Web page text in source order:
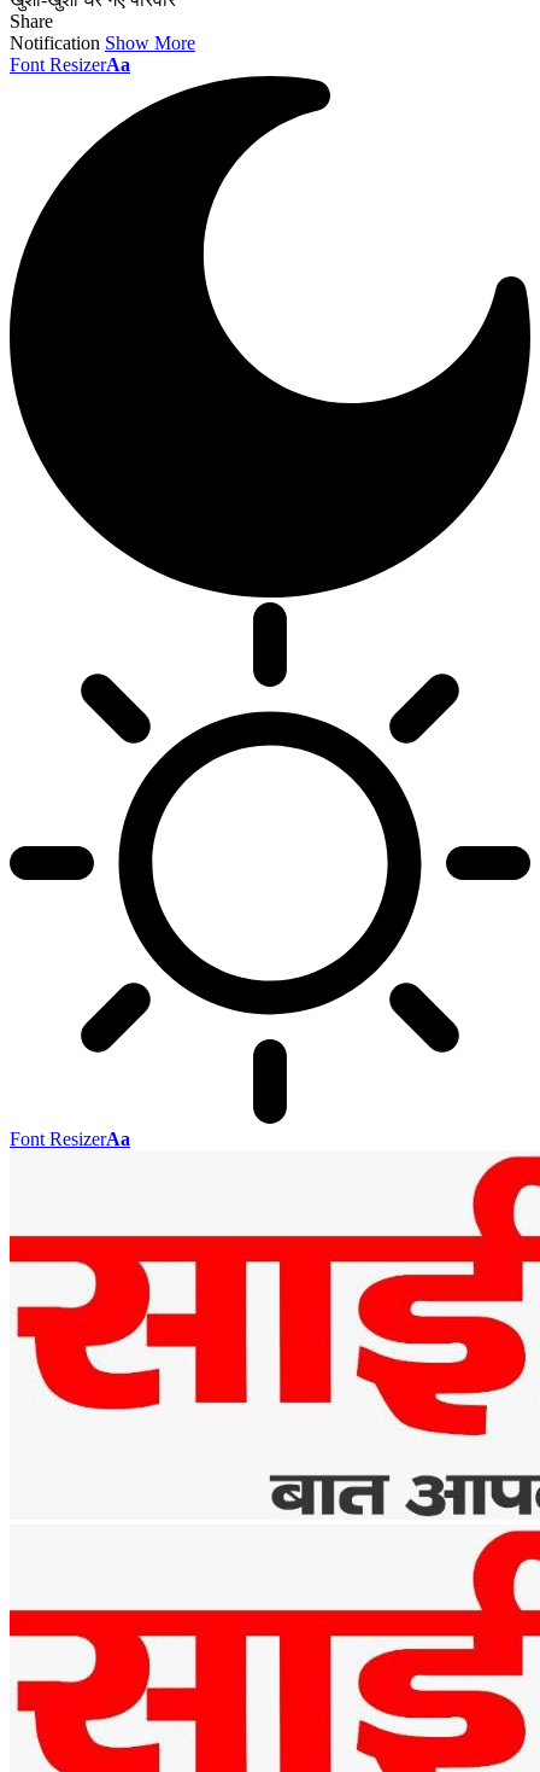
Share
Notification Show More
Font ResizerAa
Font ResizerAa